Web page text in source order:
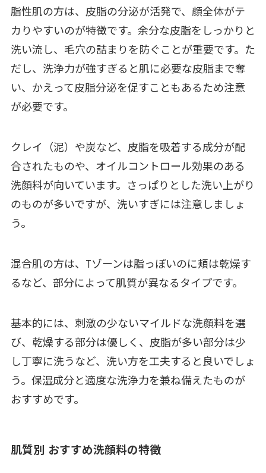
脂性肌の方は、皮脂の分泌が活発で、顔全体がテ
カりやすいのが特徴です。余分な皮脂をしっかりと
洗い流し、毛穴の詰まりを防ぐことが重要です。た
だし、洗浄力が強すぎると肌に必要な皮脂まで奪
い、かえって皮脂分泌を促すこともあるため注意
が必要です。
クレイ（泥）や炭など、皮脂を吸着する成分が配
合されたものや、オイルコントロール効果のある
洗顔料が向いています。さっぱりとした洗い上がり
のものが多いですが、洗いすぎには注意しましょ
う。
混合肌の方は、Tゾーンは脂っぽいのに頬は乾燥す
るなど、部分によって肌質が異なるタイプです。
基本的には、刺激の少ないマイルドな洗顔料を選
び、乾燥する部分は優しく、皮脂が多い部分は少
し丁寧に洗うなど、洗い方を工夫すると良いでしょ
う。保湿成分と適度な洗浄力を兼ね備えたものが
おすすめです。
肌質別 おすすめ洗顔料の特徴